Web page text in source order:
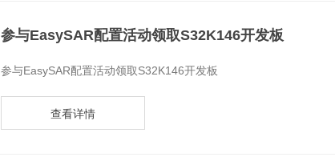
参与EasySAR配置活动领取S32K146开发板
​参与EasySAR配置活动领取S32K146开发板
查看详情